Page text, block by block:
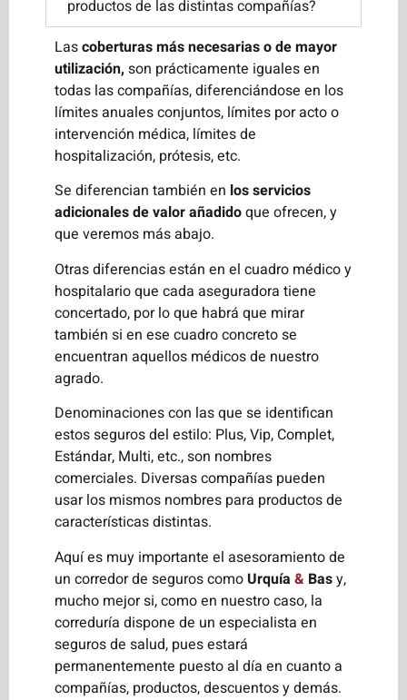
productos de las distintas compañías?
Lascoberturas más necesarias o de mayor
utilización, son prácticamente iguales en
todas las compañías, diferenciándose en los
límites anuales conjuntos, límites por acto o
intervención médica, límites de
hospitalización, prótesis, etc.
Se diferencian también en los servicios
adicionales de valor añadidoque ofrecen, y
que veremos más abajo.
Otras diferencias están en el cuadro médico y
hospitalario que cada aseguradora tiene
concertado, por lo que habrá que mirar
también si en ese cuadro concreto se
encuentran aquellos médicos de nuestro
agrado.
Denominaciones con las que se identifican
estos seguros del estilo: Plus, Vip, Complet,
Estándar, Multi, etc., son nombres
comerciales. Diversas compañías pueden
usar los mismos nombres para productos de
características distintas.
Aquí es muy importante el asesoramiento de
un corredor de seguros como Urquía & Basy,
mucho mejor si, como en nuestro caso, la
correduría dispone de un especialista en
seguros de salud, pues estará
permanentemente puesto al día en cuanto a
compañías, productos, descuentos y demás.